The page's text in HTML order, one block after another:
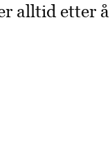
alltid etter å